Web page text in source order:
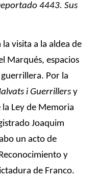
4443. Sus
visita a la aldea de
Marqués, espacios
Por la
i Guerrillers y
Ley de Memoria
Joaquim
un acto de
y
de Franco.